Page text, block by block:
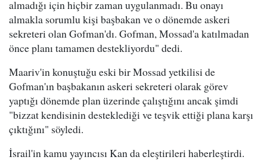
almadığı için hiçbir zaman uygulanmadı. Bu onayı
almakla sorumlu kişi başbakan ve o dönemde askeri
sekreteri olan Gofman'dı. Gofman, Mossad'a katılmadan
önce planı tamamen destekliyordu" dedi.
Maariv'in konuştuğu eski bir Mossad yetkilisi de
Gofman'ın başbakanın askeri sekreteri olarak görev
yaptığı dönemde plan üzerinde çalıştığını ancak şimdi
"bizzat kendisinin desteklediği ve teşvik ettiği plana karşı
çıktığını" söyledi.
İsrail'in kamu yayıncısı Kan da eleştirileri haberleştirdi.